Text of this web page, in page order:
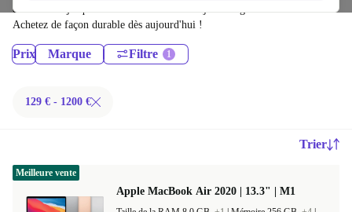
économisez jusqu'à 40 %. Retours sous 30 jours et garantie de 12 mois.
Achetez de façon durable dès aujourd'hui !
Prix Marque Filtre
129 € - 1200 €
Trier
Apple MacBook Air 2020 | 13.3" | M1
Meilleure vente